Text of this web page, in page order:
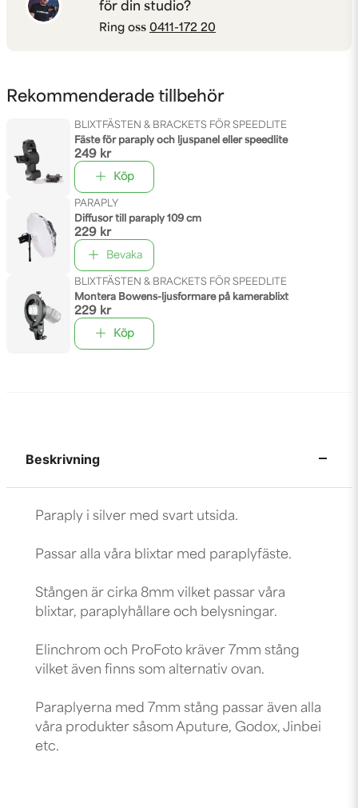
för din studio?
Ring oss 0411-172 20
Rekommenderade tillbehör
BLIXTFÄSTEN & BRACKETS FÖR SPEEDLITE
Fäste för paraply och ljuspanel eller speedlite
249 kr
Köp
PARAPLY
Diffusor till paraply 109 cm
229 kr
Bevaka
BLIXTFÄSTEN & BRACKETS FÖR SPEEDLITE
Montera Bowens-ljusformare på kamerablixt
229 kr
Köp
Beskrivning
Paraply i silver med svart utsida.
Passar alla våra blixtar med paraplyfäste.
Stången är cirka 8mm vilket passar våra
blixtar, paraplyhållare och belysningar.
Elinchrom och ProFoto kräver 7mm stång
vilket även finns som alternativ ovan.
Paraplyerna med 7mm stång passar även alla
våra produkter såsom Aputure, Godox, Jinbei
etc.